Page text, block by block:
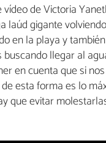
vídeo de Victoria
laúd gigante
en la playa y
buscando llegar al
en cuenta que si
esta forma es lo
que evitar